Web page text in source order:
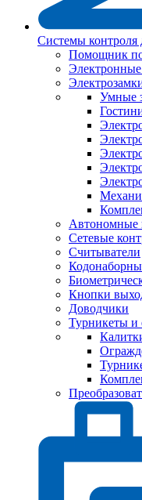
Системы контроля
Помощник
Умные
Автономные
Сетевые
Считыватели
Кнопки
Доводчики
Турникеты и